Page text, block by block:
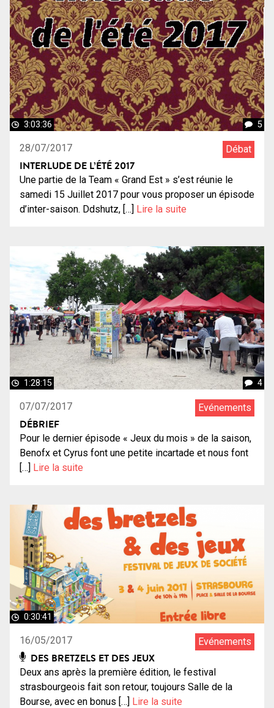
3:03:36 5
28/07/2017 Débat
INTERLUDE DE L’ÉTÉ 2017
Une partie de la Team « Grand Est » s’est réunie le
samedi 15 Juillet 2017 pour vous proposer un épisode
d’inter-saison. Ddshutz, […] Lire la suite
1:28:15 4
07/07/2017 Evénements
DÉBRIEF
Pour le dernier épisode « Jeux du mois » de la saison,
Benofx et Cyrus font une petite incartade et nous font
[…] Lire la suite
0:30:41
16/05/2017 Evénements
DES BRETZELS ET DES JEUX
Deux ans après la première édition, le festival
strasbourgeois fait son retour, toujours Salle de la
Bourse, avec en bonus […] Lire la suite